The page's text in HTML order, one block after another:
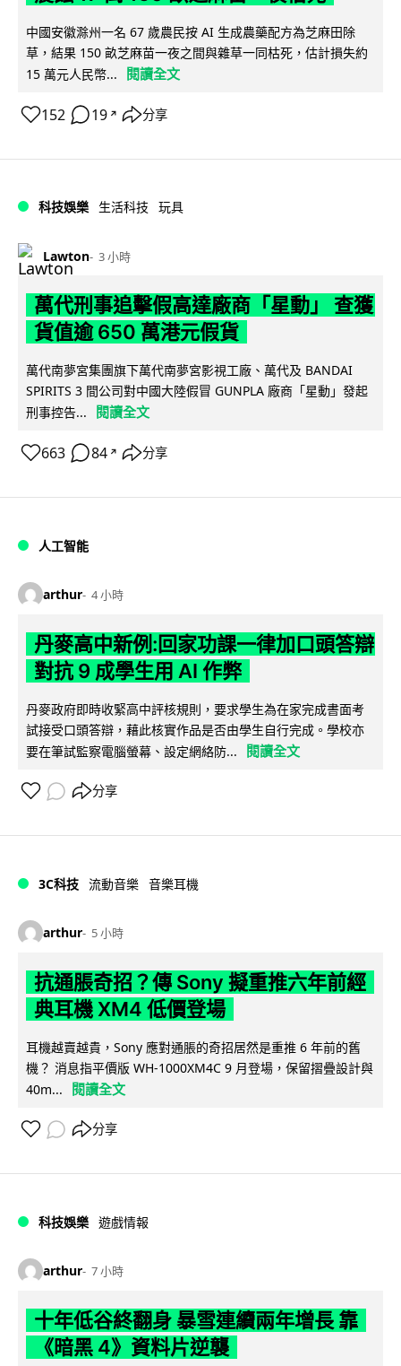
中國安徽滁州一名 67 歲農民按 AI 生成農藥配方為芝麻田除
草，結果 150 畝芝麻苗一夜之間與雜草一同枯死，估計損失約
15 萬元人民幣...
閱讀全文
152 19 ↗ 分享
科技娛樂 生活科技 玩具
Lawton 3 小時
萬代刑事追擊假高達廠商「星動」 查獲
貨值逾 650 萬港元假貨
萬代南夢宮集團旗下萬代南夢宮影視工廠、萬代及 BANDAI
SPIRITS 3 間公司對中國大陸假冒 GUNPLA 廠商「星動」發起
刑事控告...
閱讀全文
663 84 ↗ 分享
人工智能
arthur 4 小時
丹麥高中新例:回家功課一律加口頭答辯
對抗 9 成學生用 AI 作弊
丹麥政府即時收緊高中評核規則，要求學生為在家完成書面考
試接受口頭答辯，藉此核實作品是否由學生自行完成。學校亦
要在筆試監察電腦螢幕、設定網絡防...
閱讀全文
分享
3C科技 流動音樂 音樂耳機
arthur 5 小時
抗通脹奇招？傳 Sony 擬重推六年前經
典耳機 XM4 低價登場
耳機越賣越貴，Sony 應對通脹的奇招居然是重推 6 年前的舊
機？ 消息指平價版 WH-1000XM4C 9 月登場，保留摺疊設計與
40m...
閱讀全文
分享
科技娛樂 遊戲情報
arthur 7 小時
十年低谷終翻身 暴雪連續兩年增長 靠
《暗黑 4》資料片逆襲